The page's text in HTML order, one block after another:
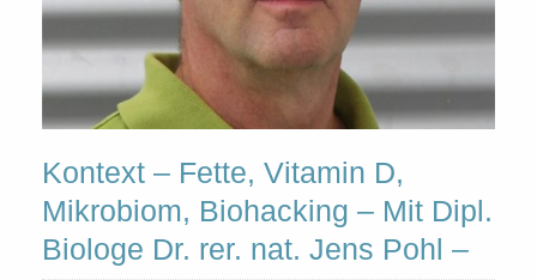
Kontext – Fette, Vitamin D,
Mikrobiom, Biohacking – Mit Dipl.
Biologe Dr. rer. nat. Jens Pohl –